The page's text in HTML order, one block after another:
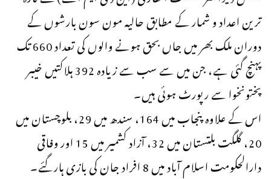
ترین اعداد و شمار کے مطابق حالیہ مون سون بارشوں کے
دوران ملک بھر میں جاں بحق ہونے والوں کی تعداد 660 تک
پہنچ گئی ہے، جن میں سے سب سے زیادہ 392 ہلاکتیں خیبر
پختونخوا سے رپورٹ ہوئی ہیں۔
اس کے علاوہ پنجاب میں 164، سندھ میں 29، بلوچستان میں
20، گلگت بلتستان میں 32، آزاد کشمیر میں 15 اور وفاقی
دارالحکومت اسلام آباد میں 8 افراد جان کی بازی ہارگئے۔